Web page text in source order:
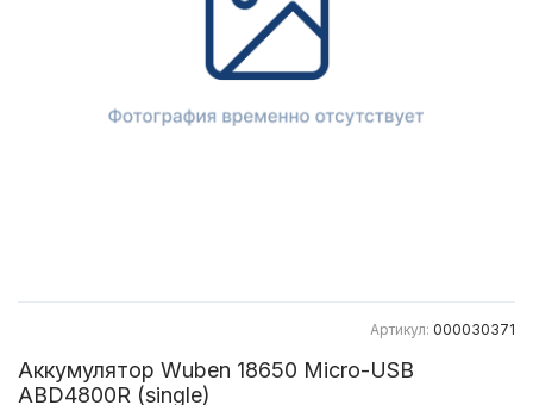
Артикул: 000030371
Аккумулятор Wuben 18650 Micro-USB
ABD4800R (single)